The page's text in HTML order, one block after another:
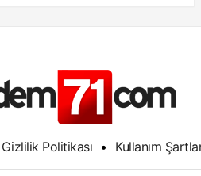
Gizlilik Politikası • Kullanım